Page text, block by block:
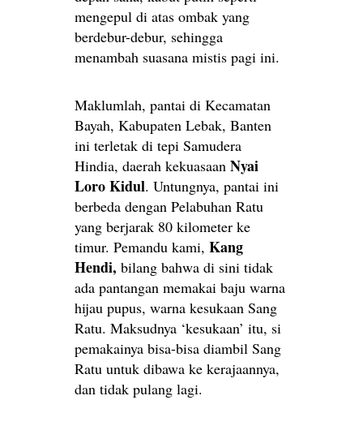
mengepul di atas ombak yang
berdebur-debur, sehingga
menambah suasana mistis pagi ini.
Maklumlah, pantai di Kecamatan
Bayah, Kabupaten Lebak, Banten
ini terletak di tepi Samudera
Hindia, daerah kekuasaan Nyai
Loro Kidul. Untungnya, pantai ini
berbeda dengan Pelabuhan Ratu
yang berjarak 80 kilometer ke
timur. Pemandu kami, Kang
Hendi, bilang bahwa di sini tidak
ada pantangan memakai baju warna
hijau pupus, warna kesukaan Sang
Ratu. Maksudnya ‘kesukaan’ itu, si
pemakainya bisa-bisa diambil Sang
Ratu untuk dibawa ke kerajaannya,
dan tidak pulang lagi.